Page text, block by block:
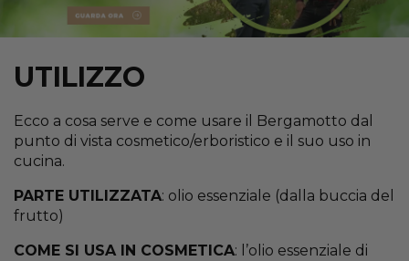
UTILIZZO
Ecco a cosa serve e come usare il Bergamotto dal
punto di vista cosmetico/erboristico e il suo uso in
cucina.
PARTE UTILIZZATA: olio essenziale (dalla buccia del
frutto)
COME SI USA IN COSMETICA: l’olio essenziale di